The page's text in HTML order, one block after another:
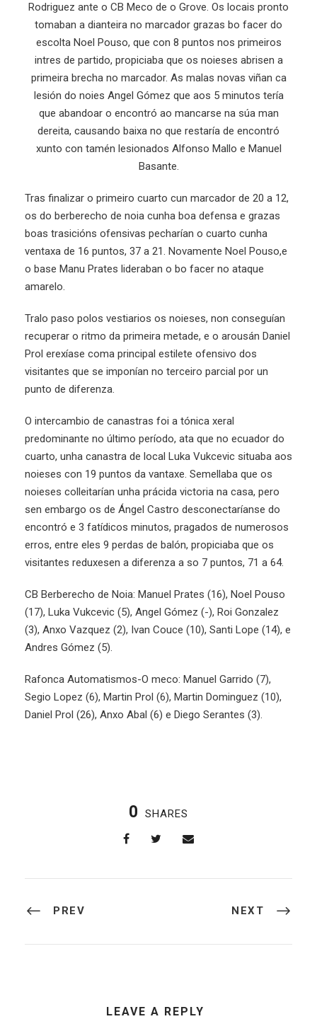
Rodriguez ante o CB Meco de o Grove. Os locais pronto
tomaban a dianteira no marcador grazas bo facer do
escolta Noel Pouso, que con 8 puntos nos primeiros
intres de partido, propiciaba que os noieses abrisen a
primeira brecha no marcador. As malas novas viñan ca
lesión do noies Angel Gómez que aos 5 minutos tería
que abandoar o encontró ao mancarse na súa man
dereita, causando baixa no que restaría de encontró
xunto con tamén lesionados Alfonso Mallo e Manuel
Basante.
Tras finalizar o primeiro cuarto cun marcador de 20 a 12,
os do berberecho de noia cunha boa defensa e grazas
boas trasicións ofensivas pecharían o cuarto cunha
ventaxa de 16 puntos, 37 a 21. Novamente Noel Pouso,e
o base Manu Prates lideraban o bo facer no ataque
amarelo.
Tralo paso polos vestiarios os noieses, non conseguían
recuperar o ritmo da primeira metade, e o arousán Daniel
Prol erexíase coma principal estilete ofensivo dos
visitantes que se imponían no terceiro parcial por un
punto de diferenza.
O intercambio de canastras foi a tónica xeral
predominante no último período, ata que no ecuador do
cuarto, unha canastra de local Luka Vukcevic situaba aos
noieses con 19 puntos da vantaxe. Semellaba que os
noieses colleitarían unha prácida victoria na casa, pero
sen embargo os de Ángel Castro desconectaríanse do
encontró e 3 fatídicos minutos, pragados de numerosos
erros, entre eles 9 perdas de balón, propiciaba que os
visitantes reduxesen a diferenza a so 7 puntos, 71 a 64.
CB Berberecho de Noia: Manuel Prates (16), Noel Pouso
(17), Luka Vukcevic (5), Angel Gómez (-), Roi Gonzalez
(3), Anxo Vazquez (2), Ivan Couce (10), Santi Lope (14), e
Andres Gómez (5).
Rafonca Automatismos-O meco: Manuel Garrido (7),
Segio Lopez (6), Martin Prol (6), Martin Dominguez (10),
Daniel Prol (26), Anxo Abal (6) e Diego Serantes (3).
0 SHARES
PREV NEXT
LEAVE A REPLY